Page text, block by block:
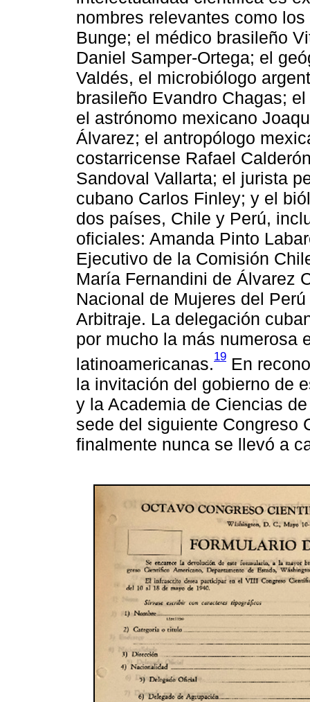
nombres relevantes como
Bunge; el médico brasileño
Daniel Samper-Ortega; el
Valdés, el microbiólogo
brasileño Evandro Chagas;
el astrónomo mexicano
Álvarez; el antropólogo
costarricense Rafael
Sandoval Vallarta; el jurista
cubano Carlos Finley; y el
dos países, Chile y Perú,
oficiales: Amanda Pinto
Ejecutivo de la Comisión
María Fernandini de Álvarez
Nacional de Mujeres del
Arbitraje. La delegación
por mucho la más numerosa
latinoamericanas.19 En
la invitación del gobierno de
y la Academia de Ciencias
sede del siguiente Congreso
finalmente nunca se llevó a